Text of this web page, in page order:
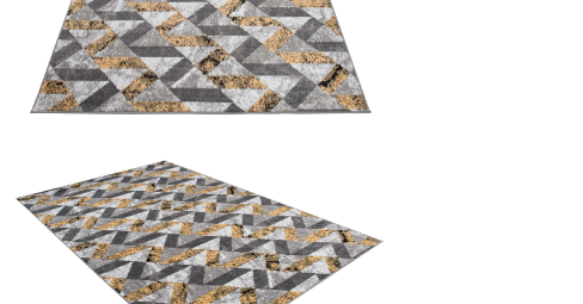
Non classés
Les cookies non classés sont des